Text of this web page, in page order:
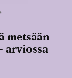
metsään
arviossa